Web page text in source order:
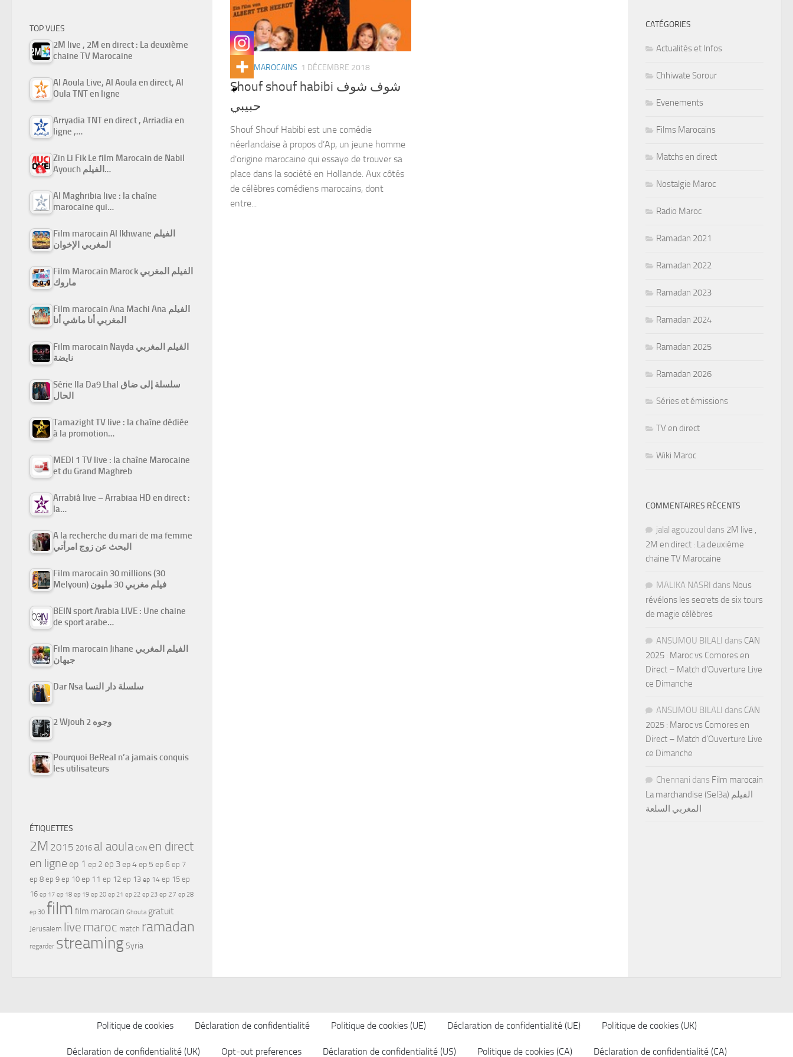
FILMS MAROCAINS 1 DÉCEMBRE 2018
Shouf shouf habibi شوف شوف
حبيبي
Shouf Shouf Habibi est une comédie
néerlandaise à propos d’Ap, un jeune homme
d’origine marocaine qui essaye de trouver sa
place dans la société en Hollande. Aux côtés
de célèbres comédiens marocains, dont
entre...
TOP VUES
2M live , 2M en direct : La deuxième
chaine TV Marocaine
Al Aoula Live, Al Aoula en direct, Al
Oula TNT en ligne
Arryadia TNT en direct , Arriadia en
ligne ,…
Zin Li Fik Le film Marocain de Nabil
Ayouch الفيلم…
Al Maghribia live : la chaîne
marocaine qui…
Film marocain Al Ikhwane الفيلم
المغربي الإخوان
Film Marocain Marock الفيلم المغربي
ماروك
Film marocain Ana Machi Ana الفيلم
المغربي أنا ماشي أنا
Film marocain Nayda الفيلم المغربي
نايضة
Série Ila Da9 Lhal سلسلة إلى ضاق
الحال
Tamazight TV live : la chaîne dédiée
à la promotion…
MEDI 1 TV live : la chaîne Marocaine
et du Grand Maghreb
Arrabiâ live – Arrabiaa HD en direct :
la…
A la recherche du mari de ma femme
البحث عن زوج امرأتي
Film marocain 30 millions (30
Melyoun) فيلم مغربي 30 مليون
BEIN sport Arabia LIVE : Une chaine
de sport arabe…
Film marocain Jihane الفيلم المغربي
جيهان
Dar Nsa سلسلة دار النسا
2 Wjouh 2 وجوه
Pourquoi BeReal n’a jamais conquis
les utilisateurs
ÉTIQUETTES
2M 2015 2016 al aoula CAN en direct
en ligne ep 1 ep 2 ep 3ep 4ep 5 ep 6 ep 7
ep 8 ep 9 ep 10 ep 11 ep 12 ep 13 ep 14 ep 15 ep
16 ep 17 ep 18 ep 19 ep 20 ep 21 ep 22 ep 23 ep 27 ep 28
ep 30 film film marocain Ghouta gratuit
Jerusalem live maroc match ramadan
regarder streamingSyria
CATÉGORIES
Actualités et Infos
Chhiwate Sorour
Evenements
Films Marocains
Matchs en direct
Nostalgie Maroc
Radio Maroc
Ramadan 2021
Ramadan 2022
Ramadan 2023
Ramadan 2024
Ramadan 2025
Ramadan 2026
Séries et émissions
TV en direct
Wiki Maroc
COMMENTAIRES RÉCENTS
jalal agouzoul dans 2M live ,
2M en direct : La deuxième
chaine TV Marocaine
MALIKA NASRI dans Nous
révélons les secrets de six tours
de magie célèbres
ANSUMOU BILALI dans CAN
2025 : Maroc vs Comores en
Direct – Match d’Ouverture Live
ce Dimanche
ANSUMOU BILALI dans CAN
2025 : Maroc vs Comores en
Direct – Match d’Ouverture Live
ce Dimanche
Chennani dans Film marocain
La marchandise (Sel3a) الفيلم
المغربي السلعة
Politique de cookies Déclaration de confidentialité Politique de cookies (UE) Déclaration de confidentialité (UE) Politique de cookies (UK)
Déclaration de confidentialité (UK) Opt-out preferences Déclaration de confidentialité (US) Politique de cookies (CA) Déclaration de confidentialité (CA)